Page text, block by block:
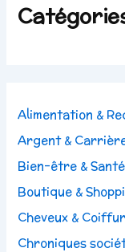
Alimentation &
Argent &
Bien-être & Santé
Boutique &
Cheveux &
Chroniques